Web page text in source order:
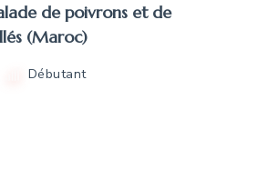
de poivrons et de
(Maroc)
Débutant